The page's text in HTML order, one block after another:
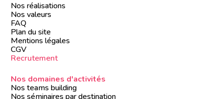
Nos réalisations
Nos valeurs
FAQ
Plan du site
Mentions légales
CGV
Recrutement
Nos domaines d'activités
Nos teams building
Nos séminaires par destination